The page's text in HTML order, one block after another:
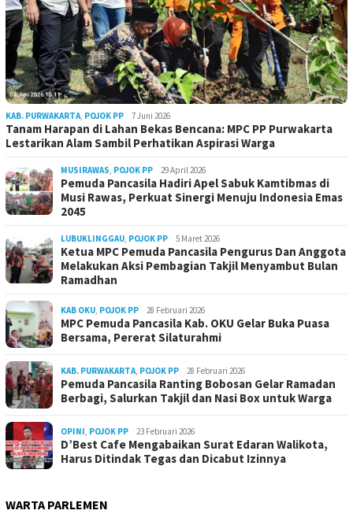
KAB. PURWAKARTA, POJOK PP 7 Juni 2026
Tanam Harapan di Lahan Bekas Bencana: MPC PP Purwakarta
Lestarikan Alam Sambil Perhatikan Aspirasi Warga
MUSIRAWAS, POJOK PP 29 April 2026
Pemuda Pancasila Hadiri Apel Sabuk Kamtibmas di
Musi Rawas, Perkuat Sinergi Menuju Indonesia Emas
2045
LUBUKLINGGAU, POJOK PP 5 Maret 2026
Ketua MPC Pemuda Pancasila Pengurus Dan Anggota
Melakukan Aksi Pembagian Takjil Menyambut Bulan
Ramadhan
KAB OKU, POJOK PP 28 Februari 2026
MPC Pemuda Pancasila Kab. OKU Gelar Buka Puasa
Bersama, Pererat Silaturahmi
KAB. PURWAKARTA, POJOK PP 28 Februari 2026
Pemuda Pancasila Ranting Bobosan Gelar Ramadan
Berbagi, Salurkan Takjil dan Nasi Box untuk Warga
OPINI, POJOK PP 23 Februari 2026
D’Best Cafe Mengabaikan Surat Edaran Walikota,
Harus Ditindak Tegas dan Dicabut Izinnya
WARTA PARLEMEN